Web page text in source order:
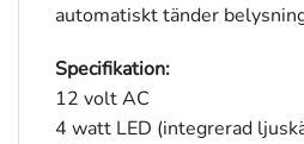
automatiskt tänder
Specifikation:
12 volt AC
4 watt LED (integrerad